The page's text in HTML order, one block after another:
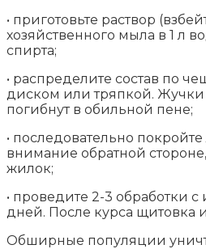
• приготовьте раствор
хозяйственного мыла в 1 л
спирта;
• распределите состав по
диском или тряпкой. Жучки
погибнут в обильной пене;
• последовательно покройте
внимание обратной
жилок;
• проведите 2-3 обработки с
дней. После курса щитовка
Обширные популяции